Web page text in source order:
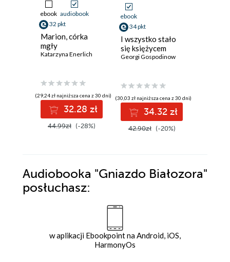
ebook audiobook
32 pkt
Marion, córka
mgły
Katarzyna Enerlich
(29,24 zł najniższa cena z 30 dni)
32.28 zł
44.99zł (-28%)
ebook
34 pkt
I wszystko stało
się księżycem
Georgi Gospodinow
(30,03 zł najniższa cena z 30 dni)
34.32 zł
42.90zł (-20%)
Audiobooka "Gniazdo Białozora"
posłuchasz:
w aplikacji Ebookpoint na Android, iOS,
HarmonyOs